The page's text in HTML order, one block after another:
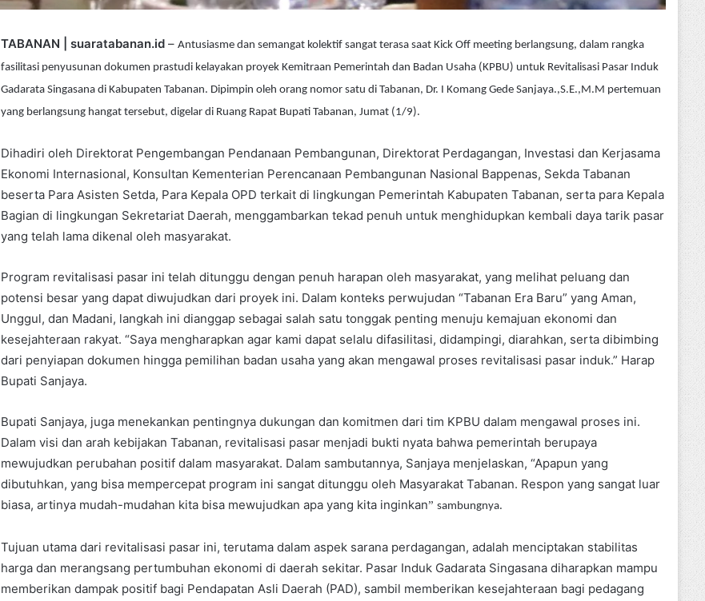
TABANAN | suaratabanan.id–Antusiasme dan semangat kolektif sangat terasa saat Kick Off meeting berlangsung, dalam rangka
fasilitasi penyusunan dokumen prastudi kelayakan proyek Kemitraan Pemerintah dan Badan Usaha (KPBU) untuk Revitalisasi Pasar Induk
Gadarata Singasana di Kabupaten Tabanan. Dipimpin oleh orang nomor satu di Tabanan, Dr. I Komang Gede Sanjaya.,S.E.,M.M pertemuan
yang berlangsung hangat tersebut, digelar di Ruang Rapat Bupati Tabanan, Jumat (1/9).
Dihadiri oleh Direktorat Pengembangan Pendanaan Pembangunan, Direktorat Perdagangan, Investasi dan Kerjasama
Ekonomi Internasional, Konsultan Kementerian Perencanaan Pembangunan Nasional Bappenas, Sekda Tabanan
beserta Para Asisten Setda, Para Kepala OPD terkait di lingkungan Pemerintah Kabupaten Tabanan, serta para Kepala
Bagian di lingkungan Sekretariat Daerah, menggambarkan tekad penuh untuk menghidupkan kembali daya tarik pasar
yang telah lama dikenal oleh masyarakat.
Program revitalisasi pasar ini telah ditunggu dengan penuh harapan oleh masyarakat, yang melihat peluang dan
potensi besar yang dapat diwujudkan dari proyek ini. Dalam konteks perwujudan “Tabanan Era Baru” yang Aman,
Unggul, dan Madani, langkah ini dianggap sebagai salah satu tonggak penting menuju kemajuan ekonomi dan
kesejahteraan rakyat. “Saya mengharapkan agar kami dapat selalu difasilitasi, didampingi, diarahkan, serta dibimbing
dari penyiapan dokumen hingga pemilihan badan usaha yang akan mengawal proses revitalisasi pasar induk.” Harap
Bupati Sanjaya.
Bupati Sanjaya, juga menekankan pentingnya dukungan dan komitmen dari tim KPBU dalam mengawal proses ini.
Dalam visi dan arah kebijakan Tabanan, revitalisasi pasar menjadi bukti nyata bahwa pemerintah berupaya
mewujudkan perubahan positif dalam masyarakat. Dalam sambutannya, Sanjaya menjelaskan, “Apapun yang
dibutuhkan, yang bisa mempercepat program ini sangat ditunggu oleh Masyarakat Tabanan. Respon yang sangat luar
biasa, artinya mudah-mudahan kita bisa mewujudkan apa yang kita inginkan”sambungnya.
Tujuan utama dari revitalisasi pasar ini, terutama dalam aspek sarana perdagangan, adalah menciptakan stabilitas
harga dan merangsang pertumbuhan ekonomi di daerah sekitar. Pasar Induk Gadarata Singasana diharapkan mampu
memberikan dampak positif bagi Pendapatan Asli Daerah (PAD), sambil memberikan kesejahteraan bagi pedagang